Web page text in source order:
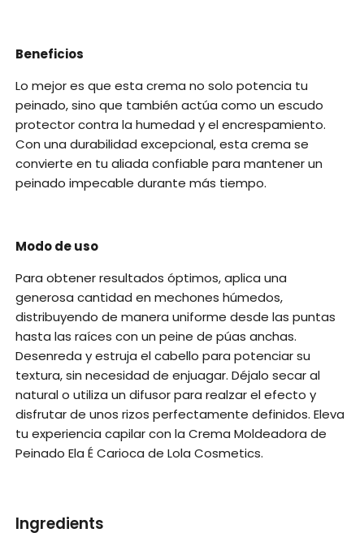
Beneficios
Lo mejor es que esta crema no solo potencia tu
peinado, sino que también actúa como un escudo
protector contra la humedad y el encrespamiento.
Con una durabilidad excepcional, esta crema se
convierte en tu aliada confiable para mantener un
peinado impecable durante más tiempo.
Modo de uso
Para obtener resultados óptimos, aplica una
generosa cantidad en mechones húmedos,
distribuyendo de manera uniforme desde las puntas
hasta las raíces con un peine de púas anchas.
Desenreda y estruja el cabello para potenciar su
textura, sin necesidad de enjuagar. Déjalo secar al
natural o utiliza un difusor para realzar el efecto y
disfrutar de unos rizos perfectamente definidos. Eleva
tu experiencia capilar con la Crema Moldeadora de
Peinado Ela É Carioca de Lola Cosmetics.
Ingredients